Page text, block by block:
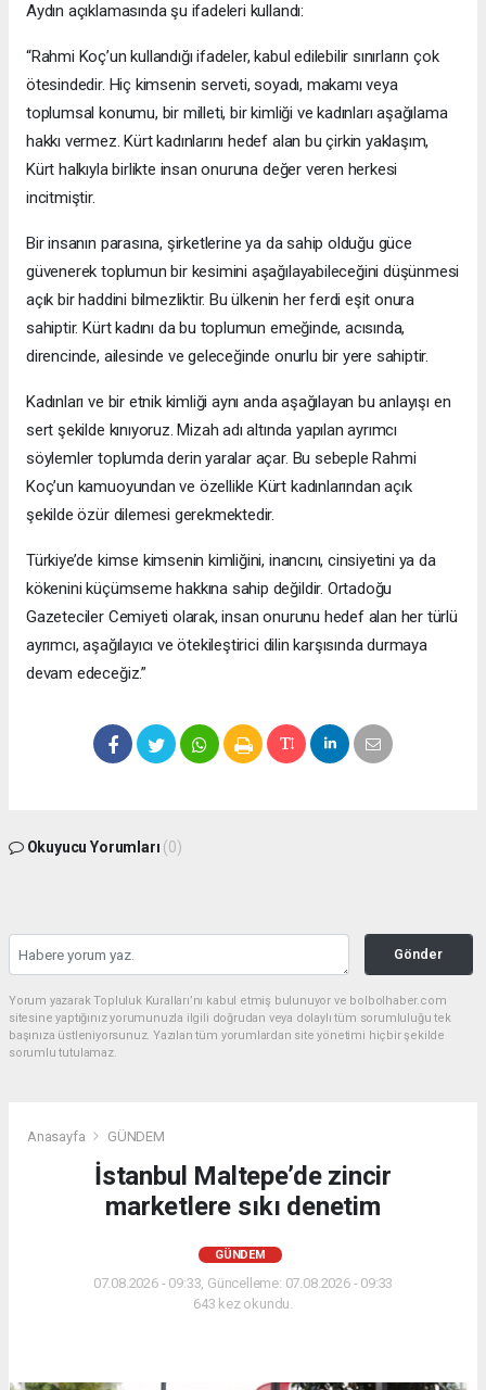
Aydın açıklamasında şu ifadeleri kullandı:
“Rahmi Koç’un kullandığı ifadeler, kabul edilebilir sınırların çok
ötesindedir. Hiç kimsenin serveti, soyadı, makamı veya
toplumsal konumu, bir milleti, bir kimliği ve kadınları aşağılama
hakkı vermez. Kürt kadınlarını hedef alan bu çirkin yaklaşım,
Kürt halkıyla birlikte insan onuruna değer veren herkesi
incitmiştir.
Bir insanın parasına, şirketlerine ya da sahip olduğu güce
güvenerek toplumun bir kesimini aşağılayabileceğini düşünmesi
açık bir haddini bilmezliktir. Bu ülkenin her ferdi eşit onura
sahiptir. Kürt kadını da bu toplumun emeğinde, acısında,
direncinde, ailesinde ve geleceğinde onurlu bir yere sahiptir.
Kadınları ve bir etnik kimliği aynı anda aşağılayan bu anlayışı en
sert şekilde kınıyoruz. Mizah adı altında yapılan ayrımcı
söylemler toplumda derin yaralar açar. Bu sebeple Rahmi
Koç’un kamuoyundan ve özellikle Kürt kadınlarından açık
şekilde özür dilemesi gerekmektedir.
Türkiye’de kimse kimsenin kimliğini, inancını, cinsiyetini ya da
kökenini küçümseme hakkına sahip değildir. Ortadoğu
Gazeteciler Cemiyeti olarak, insan onurunu hedef alan her türlü
ayrımcı, aşağılayıcı ve ötekileştirici dilin karşısında durmaya
devam edeceğiz.”
Okuyucu Yorumları (0)
Gönder
Yorum yazarak Topluluk Kuralları’nı kabul etmiş bulunuyor ve bolbolhaber.com
sitesine yaptığınız yorumunuzla ilgili doğrudan veya dolaylı tüm sorumluluğu tek
başınıza üstleniyorsunuz. Yazılan tüm yorumlardan site yönetimi hiçbir şekilde
sorumlu tutulamaz.
Anasayfa GÜNDEM
İstanbul Maltepe’de zincir
marketlere sıkı denetim
GÜNDEM
07.08.2026 - 09:33, Güncelleme: 07.08.2026 - 09:33
643 kez okundu.